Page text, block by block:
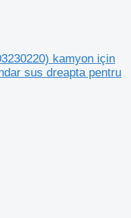
kamyon için
sus dreapta pentru